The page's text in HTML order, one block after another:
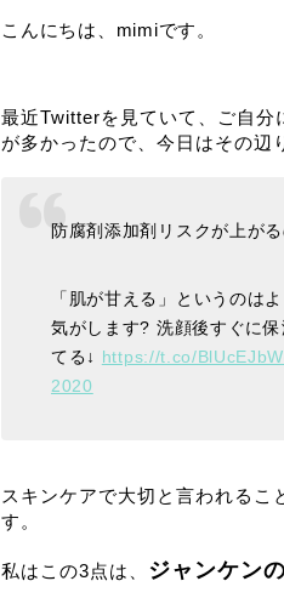
こんにちは、mimiです。
最近Twitterを見ていて、ご自分
が多かったので、今日はその辺
防腐剤添加剤リスクが上が
「肌が甘える」というのは
気がします? 洗顔後すぐに
てる↓
https://t.co/
2020
スキンケアで大切と言われるこ
す。
私はこの3点は、 ジャンケン